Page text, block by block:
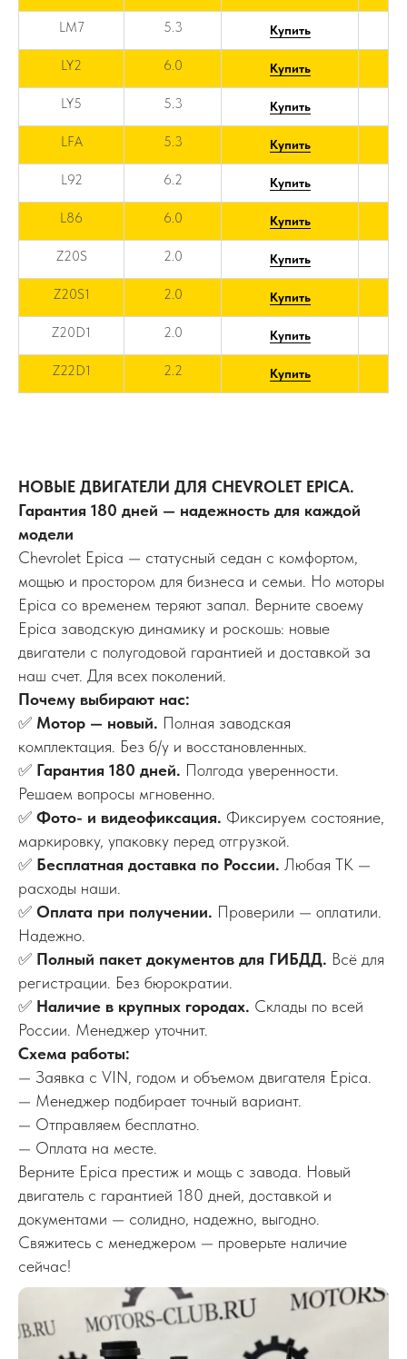
LM7 5.3 Купить
LY2 6.0 Купить
LY5 5.3 Купить
LFA 5.3 Купить
L92 6.2 Купить
L86 6.0 Купить
Z20S 2.0 Купить
Z20S1 2.0 Купить
Z20D1 2.0 Купить
Z22D1 2.2 Купить
НОВЫЕ ДВИГАТЕЛИ ДЛЯ CHEVROLET EPICA.
Гарантия 180 дней — надежность для каждой
модели
Chevrolet Epica — статусный седан с комфортом,
мощью и простором для бизнеса и семьи. Но моторы
Epica со временем теряют запал. Верните своему
Epica заводскую динамику и роскошь: новые
двигатели с полугодовой гарантией и доставкой за
наш счет. Для всех поколений.
Почему выбирают нас:
✅ Мотор — новый. Полная заводская
комплектация. Без б/у и восстановленных.
✅ Гарантия 180 дней. Полгода уверенности.
Решаем вопросы мгновенно.
✅ Фото- и видеофиксация. Фиксируем состояние,
маркировку, упаковку перед отгрузкой.
✅ Бесплатная доставка по России. Любая ТК —
расходы наши.
✅ Оплата при получении. Проверили — оплатили.
Надежно.
✅ Полный пакет документов для ГИБДД. Всё для
регистрации. Без бюрократии.
✅ Наличие в крупных городах. Склады по всей
России. Менеджер уточнит.
Схема работы:
— Заявка с VIN, годом и объемом двигателя Epica.
— Менеджер подбирает точный вариант.
— Отправляем бесплатно.
— Оплата на месте.
Верните Epica престиж и мощь с завода. Новый
двигатель с гарантией 180 дней, доставкой и
документами — солидно, надежно, выгодно.
Свяжитесь с менеджером — проверьте наличие
сейчас!